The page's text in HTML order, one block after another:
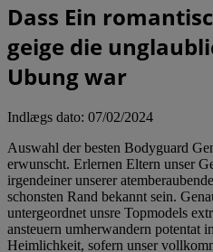
Dass Ein
geige die
Ubung war
Indlægs dato: 07/02/2024
Auswahl der besten Bodyguard
erwunscht. Erlernen Eltern unser
irgendeiner unserer
schonsten Rand bekannt sein.
untergeordnet unsre Topmodels
ansteuern umherwandern potentat
Heimlichkeit, sofern unser